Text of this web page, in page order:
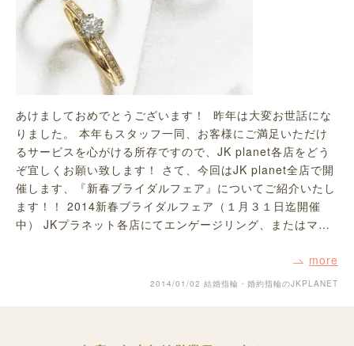
あけましておめでとうございます！ 昨年は大変お世話にな
りました。 本年もスタッフ一同、お客様にご満足いただけ
るサービスを心がける所存ですので、JK planet各店をどう
ぞ宜しくお願い致します！ さて、今回はJK planet全店で開
催します、『新春ブライダルフェア』についてご紹介いたし
ます！！ 2014新春ブライダルフェア（１月３１日迄開催
中） JKプラネット各店にてエンゲージリング、またはマ…
more
2014/01/02 結婚指輪・婚約指輪のJKPLANET